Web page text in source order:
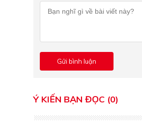
Ý KIẾN BẠN ĐỌC (0)